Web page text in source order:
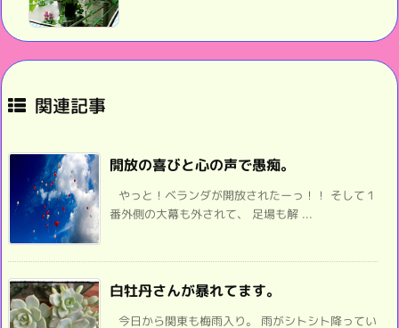
関連記事
開放の喜びと心の声で愚痴。
やっと！ベランダが開放されたーっ！！ そして１
番外側の大幕も外されて、 足場も解 ...
白牡丹さんが暴れてます。
今日から関東も梅雨入り。 雨がシトシト降ってい